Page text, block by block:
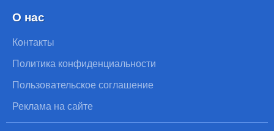
О нас
Контакты
Политика конфиденциальности
Пользовательское соглашение
Реклама на сайте